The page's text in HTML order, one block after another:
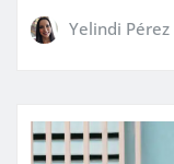
Yelindi Pérez